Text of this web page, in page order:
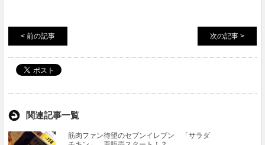
< 前の記事 次の記事 >
関連記事一覧
筋肉ファン待望のセブンイレブン 「サラダ